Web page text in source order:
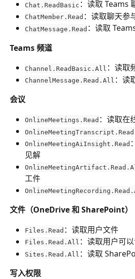
Chat.ReadBasic ：读取 Teams
ChatMember.Read ：读取聊天参
ChatMessage.Read ：读取
Teams 频道
Channel.ReadBasic.All ：读取
ChannelMessage.Read.All ：读
会议
OnlineMeetings.Read ：读取在
OnlineMeetingAiInsight.Read
见解
工件
文件（OneDrive 和 SharePoint）
Files.Read ：读取用户文件
Files.Read.All ：读取用户可
Sites.Read.All ：读取
写入权限